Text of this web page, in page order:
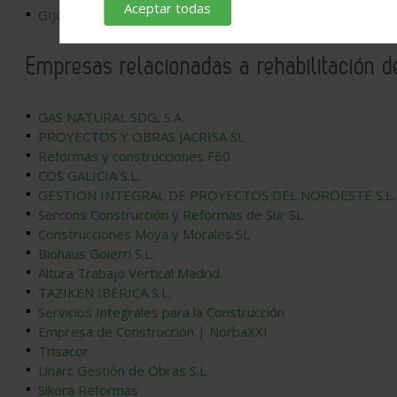
GIJÓN. Productos y sistemas para la arquitectura actual
Empresas relacionadas a rehabilitación
GAS NATURAL SDG, S.A.
PROYECTOS Y OBRAS JACRISA SL
Reformas y construcciones F60
COS GALICIA S.L.
GESTION INTEGRAL DE PROYECTOS DEL NOROESTE S.L.
Sercons Construcción y Reformas de Sur SL
Construcciones Moya y Morales SL
Biohaus Goierri S.L.
Altura Trabajo Vertical Madrid
TAZIKEN IBERICA S.L.
Servicios Integrales para la Construcción
Empresa de Construcción | NorbaXXI
Trisacor
Unarc Gestión de Obras S.L.
Sikora Reformas
Aceptar todas